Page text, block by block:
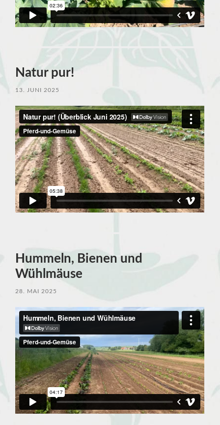
Natur pur!
13. JUNI 2025
Hummeln, Bienen und
Wühlmäuse
28. MAI 2025